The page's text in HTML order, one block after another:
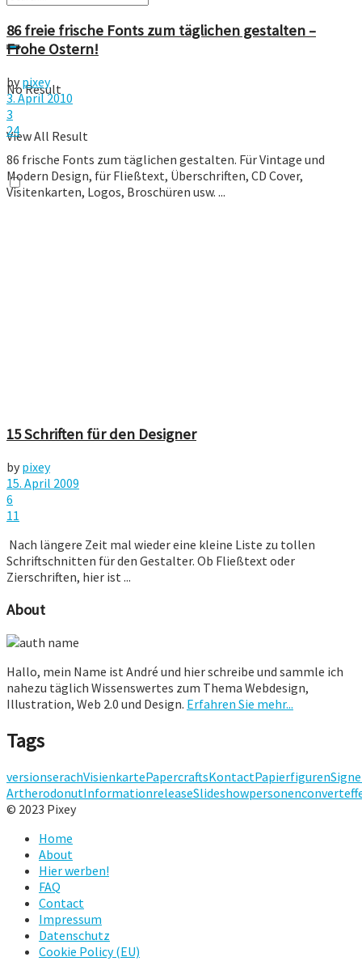
No Result
View All Result
86 freie frische Fonts zum täglichen gestalten –
Frohe Ostern!
by pixey
3. April 2010
3
24
86 frische Fonts zum täglichen gestalten. Für Vintage und
Modern Design, für Fließtext, Überschriften, CD Cover,
Visitenkarten, Logos, Broschüren usw. ...
15 Schriften für den Designer
by pixey
15. April 2009
6
11
Nach längere Zeit mal wieder eine kleine Liste zu tollen
Schriftschnitten für den Gestalter. Ob Fließtext oder
Zierschriften, hier ist ...
About
Hallo, mein Name ist André und hier schreibe und sammle ich
nahezu täglich Wissenswertes zum Thema Webdesign,
Illustration, Web 2.0 und Design. Erfahren Sie mehr...
Tags
versionserachVisienkartePapercraftsKontactPapierfiguren
ArtherodonutInformationreleaseSlideshowpersonenconvert
© 2023 Pixey
Home
About
Hier werben!
FAQ
Contact
Impressum
Datenschutz
Cookie Policy (EU)